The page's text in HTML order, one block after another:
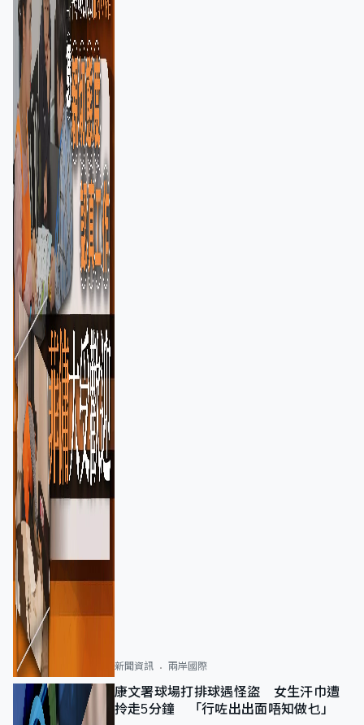
新聞資訊 兩岸國際
康文署球場打排球遇怪盜 女生汗巾遭
拎走5分鐘 「行咗出出面唔知做乜」